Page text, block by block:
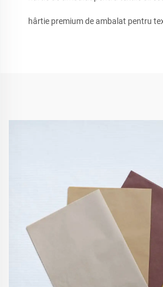
hârtie premium de ambalat pentru